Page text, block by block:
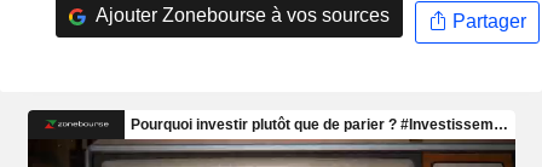
Ajouter Zonebourse à vos sources Partager